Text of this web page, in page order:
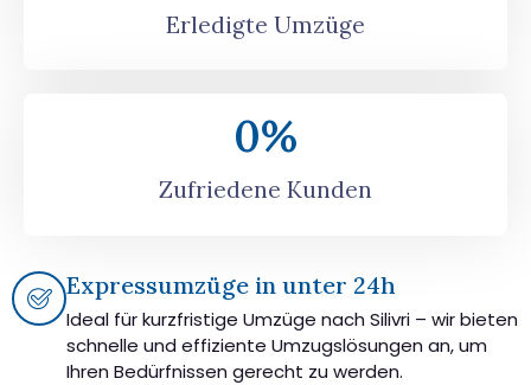
Erledigte Umzüge
Zufriedene Kunden
0%
Expressumzüge in unter 24h
Ideal für kurzfristige Umzüge nach Silivri – wir bieten
schnelle und effiziente Umzugslösungen an, um
Ihren Bedürfnissen gerecht zu werden.